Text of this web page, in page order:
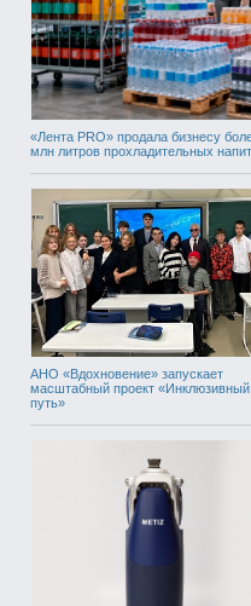
«Лента PRO» продала бизнесу
млн литров прохладительных
АНО «Вдохновение» запускает
масштабный проект «Инклюзивный
путь»